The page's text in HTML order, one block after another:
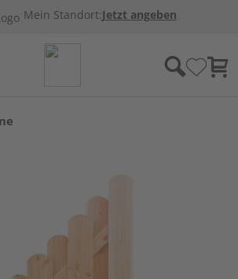
Mein Standort:Jetzt angeben